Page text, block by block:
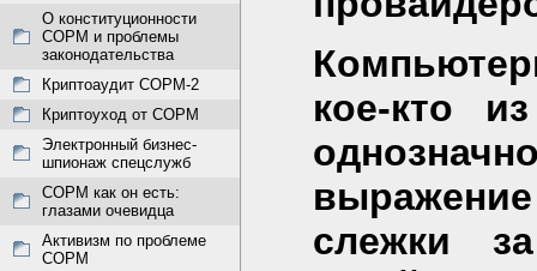
О конституционности
СОРМ и проблемы
законодательства
Криптоаудит СОРМ-2
Криптоуход от СОРМ
Электронный бизнес-
шпионаж спецслужб
СОРМ как он есть:
глазами очевидца
Активизм по проблеме
СОРМ
кое-кто
слежки